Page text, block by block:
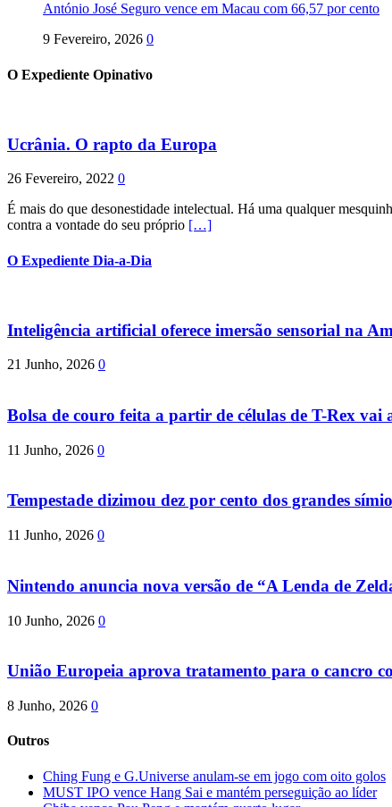
António José Seguro vence em Macau com 66,57 por cento
9 Fevereiro, 2026 0
O Expediente Opinativo
Ucrânia. O rapto da Europa
26 Fevereiro, 2022 0
É mais do que desonestidade intelectual. Há uma qualquer
contra a vontade do seu próprio […]
O Expediente Dia-a-Dia
Inteligência artificial oferece imersão sensorial na
21 Junho, 2026 0
Bolsa de couro feita a partir de células de T-Rex vai
11 Junho, 2026 0
Tempestade dizimou dez por cento dos grandes
11 Junho, 2026 0
Nintendo anuncia nova versão de “A Lenda de
10 Junho, 2026 0
União Europeia aprova tratamento para o cancro
8 Junho, 2026 0
Outros
Ching Fung e G.Universe anulam-se em jogo com oito golos
MUST IPO vence Hang Sai e mantém perseguição ao líder